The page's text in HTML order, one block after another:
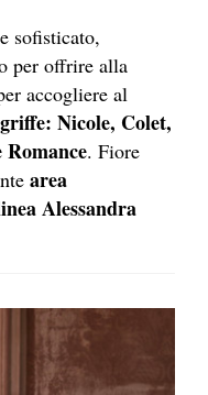
sofisticato,
per offrire alla
accogliere al
Nicole, Colet,
. Fiore
area
Alessandra